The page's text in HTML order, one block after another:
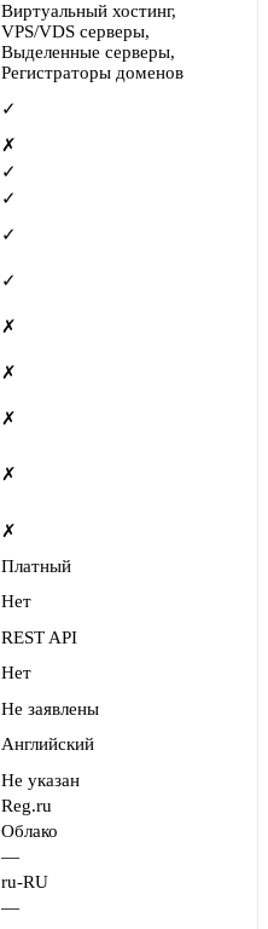
Виртуальный хостинг,
VPS/VDS серверы,
Выделенные серверы,
Регистраторы доменов
✓
✗
✓
✓
✓
✓
✗
✗
✗
✗
✗
Платный
Нет
REST API
Нет
Не заявлены
Английский
Не указан
Reg.ru
Облако
—
ru-RU
—